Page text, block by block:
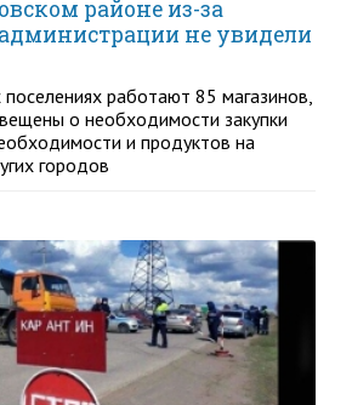
районе из-за
не увидели
поселениях работают 85 магазинов,
о необходимости закупки
и продуктов на
городов